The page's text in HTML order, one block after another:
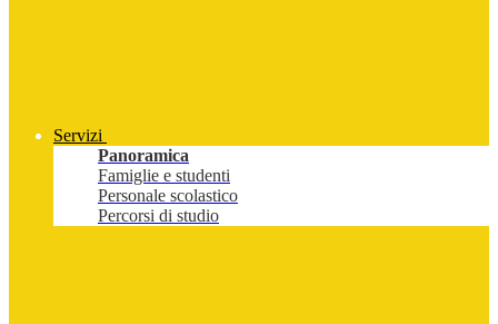
Servizi
Panoramica
Famiglie e studenti
Personale scolastico
Percorsi di studio